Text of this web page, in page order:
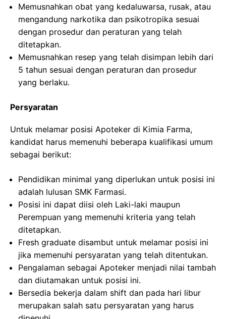
Memusnahkan obat yang kedaluwarsa, rusak, atau
mengandung narkotika dan psikotropika sesuai
dengan prosedur dan peraturan yang telah
ditetapkan.
Memusnahkan resep yang telah disimpan lebih dari
5 tahun sesuai dengan peraturan dan prosedur
yang berlaku.
Persyaratan
Untuk melamar posisi Apoteker di Kimia Farma,
kandidat harus memenuhi beberapa kualifikasi umum
sebagai berikut:
Pendidikan minimal yang diperlukan untuk posisi ini
adalah lulusan SMK Farmasi.
Posisi ini dapat diisi oleh Laki-laki maupun
Perempuan yang memenuhi kriteria yang telah
ditetapkan.
Fresh graduate disambut untuk melamar posisi ini
jika memenuhi persyaratan yang telah ditentukan.
Pengalaman sebagai Apoteker menjadi nilai tambah
dan diutamakan untuk posisi ini.
Bersedia bekerja dalam shift dan pada hari libur
merupakan salah satu persyaratan yang harus